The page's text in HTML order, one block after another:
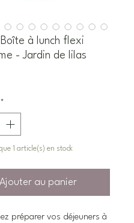
à lunch flexi
- Jardin de lilas
*
1 article(s) en stock
Ajouter au panier
préparer vos déjeuners à